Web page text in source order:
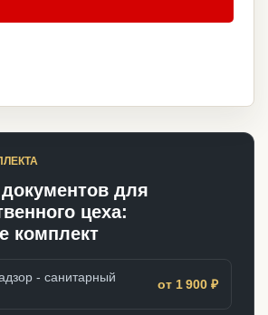
для
цеха:
комплект
- санитарный
от 1 900 ₽